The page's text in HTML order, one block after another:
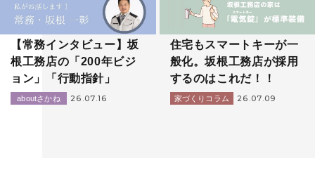
【常務インタビュー】坂
根工務店の「200年ビジ
ョン」「行動指針」
aboutさかね 26.07.16
住宅もスマートキーが一
般化。坂根工務店が採用
するのはこれだ！！
家づくりコラム 26.07.09